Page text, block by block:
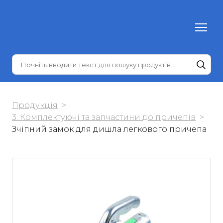
Продукція
3. Комплектуючі та запчастини до причепів
Зчіпний замок для дишла легкового причепа